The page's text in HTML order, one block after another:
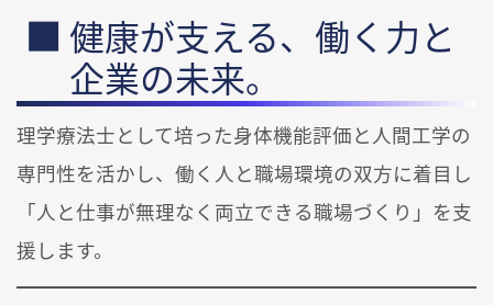
健康が支える、働く力と
企業の未来。
理学療法士として培った身体機能評価と人間工学の
専門性を活かし、働く人と職場環境の双方に着目し
「人と仕事が無理なく両立できる職場づくり」を支
援します。